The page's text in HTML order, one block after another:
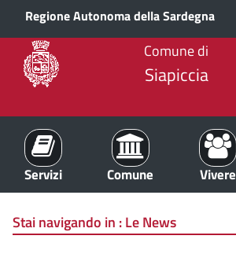
Regione Autonoma della Sardegna
Comune di
Siapiccia
Servizi Comune Vivere
Stai navigando in :Le News